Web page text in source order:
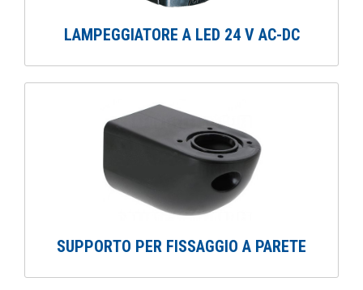
LAMPEGGIATORE A LED 24 V AC-DC
SUPPORTO PER FISSAGGIO A PARETE